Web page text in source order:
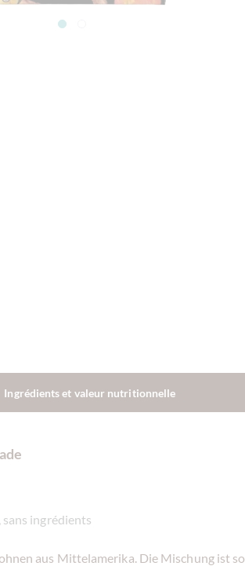
Ingrédients et valeur nutritionnelle
ingrédients
aus Mittelamerika. Die Mischung ist so